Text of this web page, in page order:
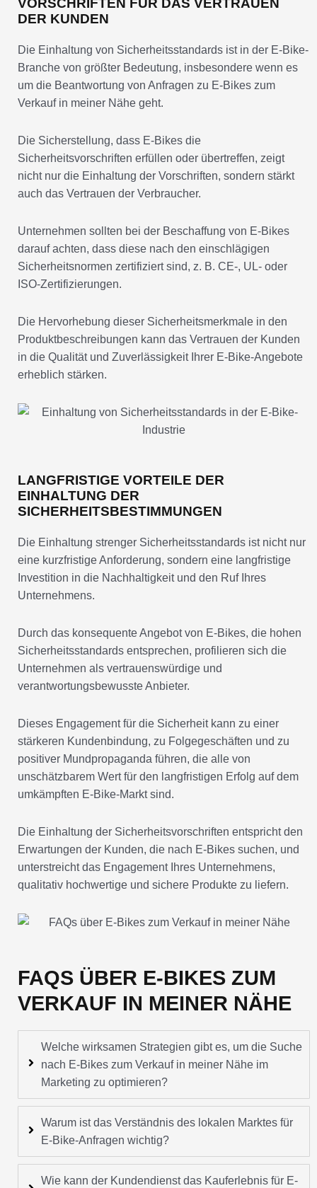
VORSCHRIFTEN FÜR DAS VERTRAUEN
DER KUNDEN
Die Einhaltung von Sicherheitsstandards ist in der E-Bike-
Branche von größter Bedeutung, insbesondere wenn es
um die Beantwortung von Anfragen zu E-Bikes zum
Verkauf in meiner Nähe geht.
Die Sicherstellung, dass E-Bikes die
Sicherheitsvorschriften erfüllen oder übertreffen, zeigt
nicht nur die Einhaltung der Vorschriften, sondern stärkt
auch das Vertrauen der Verbraucher.
Unternehmen sollten bei der Beschaffung von E-Bikes
darauf achten, dass diese nach den einschlägigen
Sicherheitsnormen zertifiziert sind, z. B. CE-, UL- oder
ISO-Zertifizierungen.
Die Hervorhebung dieser Sicherheitsmerkmale in den
Produktbeschreibungen kann das Vertrauen der Kunden
in die Qualität und Zuverlässigkeit Ihrer E-Bike-Angebote
erheblich stärken.
LANGFRISTIGE VORTEILE DER
EINHALTUNG DER
SICHERHEITSBESTIMMUNGEN
Die Einhaltung strenger Sicherheitsstandards ist nicht nur
eine kurzfristige Anforderung, sondern eine langfristige
Investition in die Nachhaltigkeit und den Ruf Ihres
Unternehmens.
Durch das konsequente Angebot von E-Bikes, die hohen
Sicherheitsstandards entsprechen, profilieren sich die
Unternehmen als vertrauenswürdige und
verantwortungsbewusste Anbieter.
Dieses Engagement für die Sicherheit kann zu einer
stärkeren Kundenbindung, zu Folgegeschäften und zu
positiver Mundpropaganda führen, die alle von
unschätzbarem Wert für den langfristigen Erfolg auf dem
umkämpften E-Bike-Markt sind.
Die Einhaltung der Sicherheitsvorschriften entspricht den
Erwartungen der Kunden, die nach E-Bikes suchen, und
unterstreicht das Engagement Ihres Unternehmens,
qualitativ hochwertige und sichere Produkte zu liefern.
FAQS ÜBER E-BIKES ZUM
VERKAUF IN MEINER NÄHE
Welche wirksamen Strategien gibt es, um die Suche
nach E-Bikes zum Verkauf in meiner Nähe im
Marketing zu optimieren?
Warum ist das Verständnis des lokalen Marktes für
E-Bike-Anfragen wichtig?
Wie kann der Kundendienst das Kauferlebnis für E-